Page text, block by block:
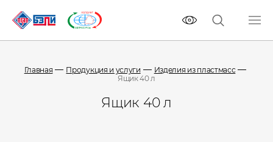
Главная Продукция и услуги
Изделия из пластмасс
Ящик 40 л
Ящик 40 л